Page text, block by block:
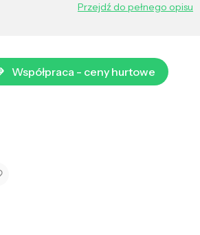
Przejdź do pełnego opisu
Współpraca - ceny hurtowe